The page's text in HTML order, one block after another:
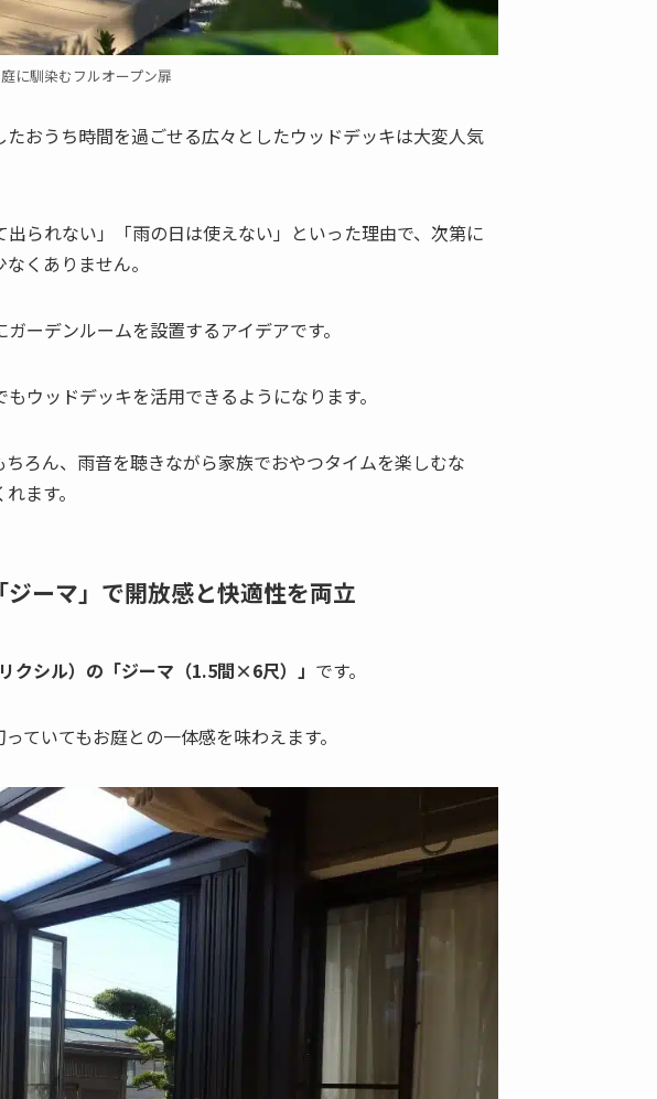
に馴染むフルオープン扉
おうち時間を過ごせる広々としたウッドデッキは大変人気
られない」「雨の日は使えない」といった理由で、次第に
くありません。
ーデンルームを設置するアイデアです。
ウッドデッキを活用できるようになります。
ろん、雨音を聴きながら家族でおやつタイムを楽しむな
ます。
ーマ」で開放感と快適性を両立
クシル）の「ジーマ（1.5間×6尺）」 です。
ていてもお庭との一体感を味わえます。